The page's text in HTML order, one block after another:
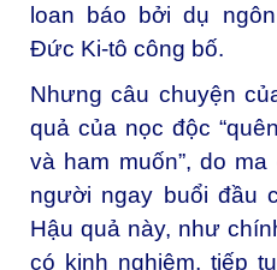
loan báo bởi dụ
Đức Ki-tô công bố.
Nhưng câu chuyện
quả của nọc độc
và ham muốn”, do
người ngay buổi đầu
Hậu quả này, như
có kinh nghiệm, tiếp